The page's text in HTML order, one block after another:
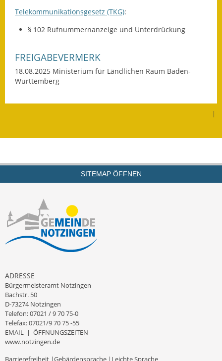
Telekommunikationsgesetz (TKG):
§ 102 Rufnummernanzeige und Unterdrückung
FREIGABEVERMERK
18.08.2025 Ministerium für Ländlichen Raum Baden-
Württemberg
|
SITEMAP ÖFFNEN
ADRESSE
Bürgermeisteramt Notzingen
Bachstr. 50
D-73274 Notzingen
Telefon: 07021 / 9 70 75-0
Telefax: 07021/9 70 75 -55
EMAIL | ÖFFNUNGSZEITEN
www.notzingen.de
Barrierefreiheit |Gebärdensprache | Leichte Sprache